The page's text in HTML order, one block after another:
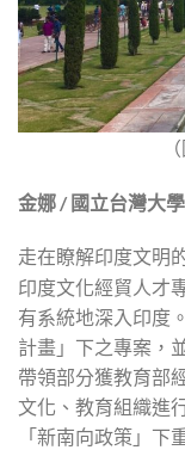
金娜 / 國立台灣大
走在瞭解印度文明
印度文化經貿人才
有系統地深入印度
計畫」下之專案，
帶領部分獲教育部
文化、教育組織進
「新南向政策」下